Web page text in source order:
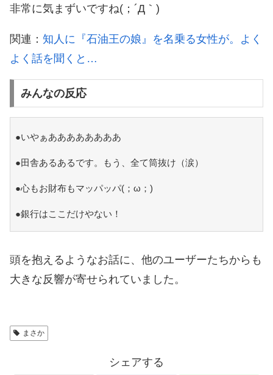
非常に気まずいですね(；´Д｀)
関連： 知人に『石油王の娘』を名乗る女性が。よく
よく話を聞くと…
みんなの反応
●いやぁああああああああ
●田舎あるあるです。もう、全て筒抜け（涙）
●心もお財布もマッパッパ(；ω；)
●銀行はここだけやない！
頭を抱えるようなお話に、他のユーザーたちからも
大きな反響が寄せられていました。
まさか
シェアする